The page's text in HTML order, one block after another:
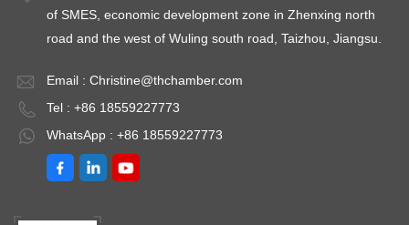
of SMES, economic development zone in Zhenxing north
road and the west of Wuling south road, Taizhou, Jiangsu.
Email : Christine@thchamber.com
Tel : +86 18559227773
WhatsApp : +86 18559227773